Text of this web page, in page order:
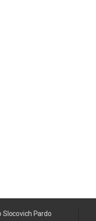
Slocovich Pardo